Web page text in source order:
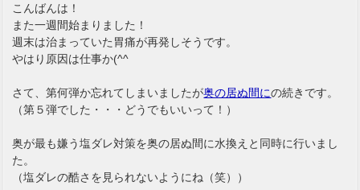
こんばんは！
また一週間始まりました！
週末は治まっていた胃痛が再発しそうです。
やはり原因は仕事か(^^ゞ
さて、第何弾か忘れてしまいましたが奥の居ぬ間にの続きです。
（第５弾でした・・・どうでもいいって！）
奥が最も嫌う塩ダレ対策を奥の居ぬ間に水換えと同時に行いまし
た。
（塩ダレの酷さを見られないようにね（笑））